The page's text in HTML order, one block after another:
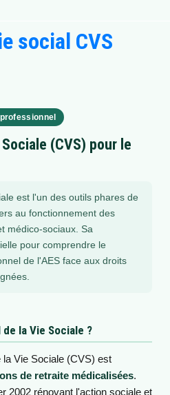
social CVS
(CVS) pour le
est l'un des outils phares de
au fonctionnement des
médico-sociaux. Sa
pour comprendre le
de l'AES face aux droits
la Vie Sociale ?
la Vie Sociale (CVS) est
de retraite médicalisées.
2002 rénovant l'action sociale et